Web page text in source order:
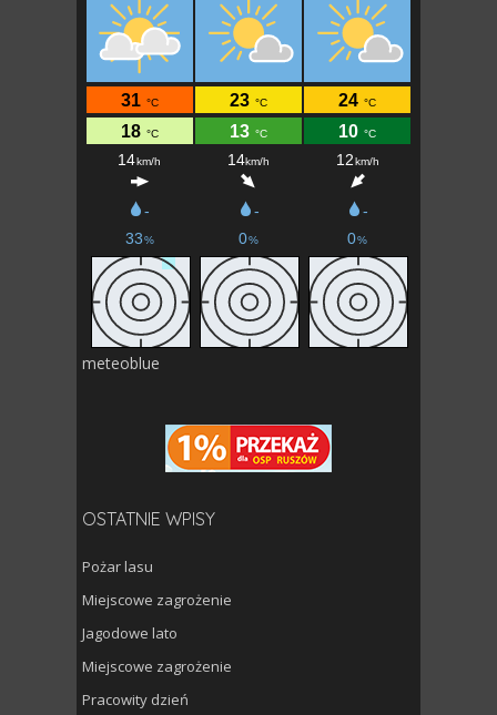
meteoblue
OSTATNIE WPISY
Pożar lasu
Miejscowe zagrożenie
Jagodowe lato
Miejscowe zagrożenie
Pracowity dzień